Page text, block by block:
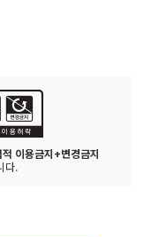
이용금지+변경금지
다.